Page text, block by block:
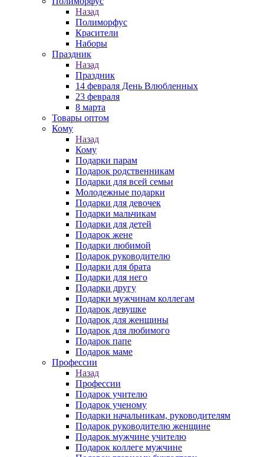
Назад
Полиморфус
Красители
Наборы
Праздник
Назад
Праздник
14 февраля День Влюбленных
23 февраля
8 марта
Товары оптом
Кому
Назад
Кому
Подарки парам
Подарок родственникам
Подарки для всей семьи
Молодежные подарки
Подарки для девочек
Подарки мальчикам
Подарки для детей
Подарок жене
Подарки любимой
Подарок руководителю
Подарки для брата
Подарки для него
Подарки другу
Подарки мужчинам коллегам
Подарок девушке
Подарок для женщины
Подарок для любимого
Подарок папе
Подарок маме
Профессии
Назад
Профессии
Подарок учителю
Подарок ученому
Подарки начальникам, руководителям
Подарок руководителю женщине
Подарок мужчине учителю
Подарок коллеге мужчине